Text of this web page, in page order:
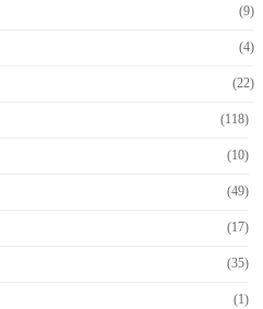
(9)
(4)
(22)
(118)
(10)
(49)
(17)
(35)
(1)